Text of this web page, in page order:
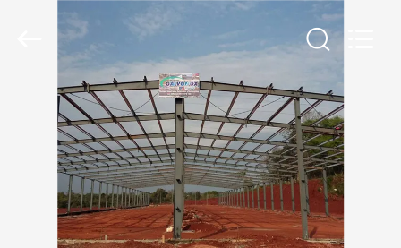
HUIS
PRODUCTEN
VIDEO'S